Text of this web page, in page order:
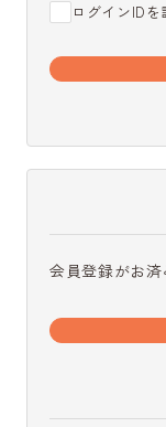
ログインIDを
会員登録がお